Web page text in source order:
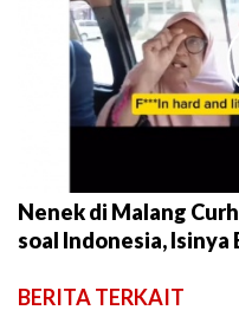
Nenek di Malang
soal Indonesia,
BERITA TERKAIT